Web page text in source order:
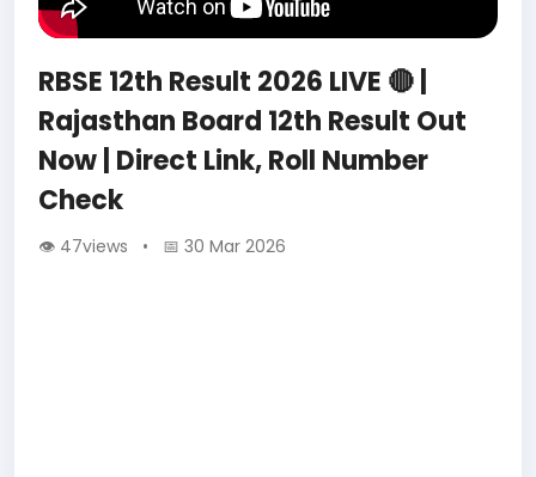
RBSE 12th Result 2026 LIVE 🔴 |
Rajasthan Board 12th Result Out
Now | Direct Link, Roll Number
Check
👁 47views • 📅 30 Mar 2026